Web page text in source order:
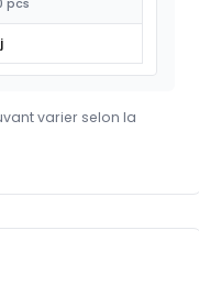
pcs
varier selon la